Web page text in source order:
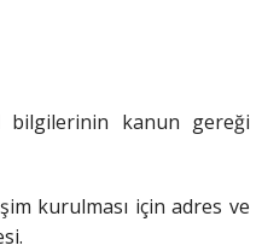
bilgilerinin kanun gereği
kurulması için adres ve